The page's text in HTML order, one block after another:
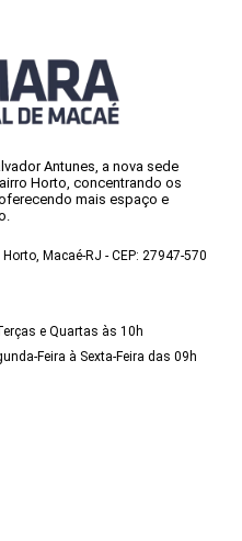
Antunes, a nova sede
Horto, concentrando os
mais espaço e
Macaé-RJ - CEP: 27947-570
e Quartas às 10h
Feira à Sexta-Feira das 09h